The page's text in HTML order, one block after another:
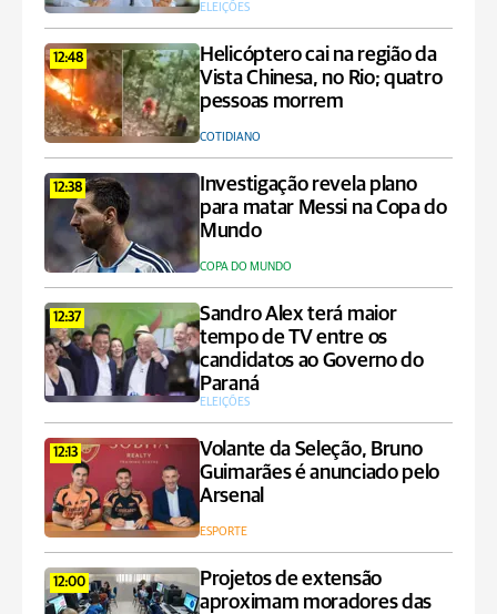
ELEIÇÕES
12:48
Helicóptero cai na região da
Vista Chinesa, no Rio; quatro
pessoas morrem
COTIDIANO
12:38
Investigação revela plano
para matar Messi na Copa do
Mundo
COPA DO MUNDO
12:37
Sandro Alex terá maior
tempo de TV entre os
candidatos ao Governo do
Paraná
ELEIÇÕES
12:13
Volante da Seleção, Bruno
Guimarães é anunciado pelo
Arsenal
ESPORTE
12:00
Projetos de extensão
aproximam moradores das